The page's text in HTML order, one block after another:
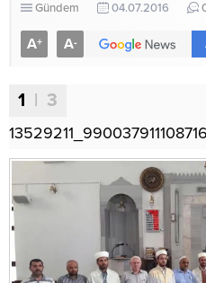
Gündem 04.07.2016
A+ A-
1 | 3